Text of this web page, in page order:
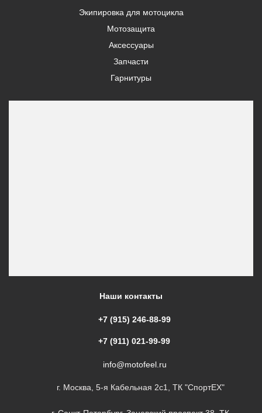
Экипировка для мотоцикла
Мотозащита
Аксессуары
Запчасти
Гарнитуры
Наши контакты
+7 (915) 246-88-99
+7 (911) 021-99-99
info@motofeel.ru
г. Москва, 5-я Кабельная 2с1, ТК "СпортЕХ"